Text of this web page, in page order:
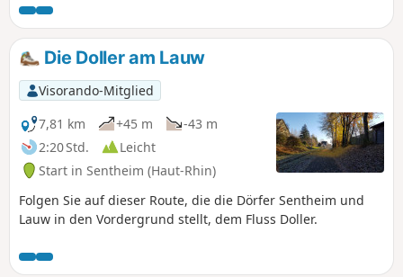
wo aus man bei schönem Wetter einen herrlichen Blick auf
die Schweizer Jura und die Berner Alpen genießen kann.
Anschließend Abstieg nach Bourbach-le-Haut, vorbei am
Col du Schirm und Aufstieg zum Rocher du Poilu, um trotz
des etwas dichten Waldes die herrliche Aussicht zu
genießen, bevor es über die Chapelle des Mineurs und
einen Teil des Geologischen Pfades und Hasenwaldes
zurück nach Sentheim geht.
Die Doller am Lauw
Visorando-Mitglied
7,81 km
+45 m
-43 m
2:20 Std.
Leicht
Start in Sentheim (Haut-Rhin)
Folgen Sie auf dieser Route, die die Dörfer Sentheim und
Lauw in den Vordergrund stellt, dem Fluss Doller.